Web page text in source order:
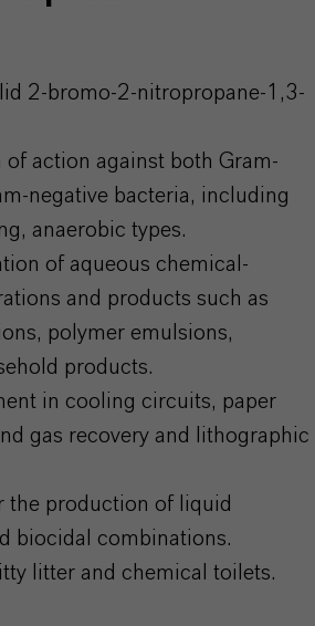
2-bromo-2-nitropropane-1,3-
of action against both Gram-
negative bacteria, including
anaerobic types.
of aqueous chemical-
and products such as
polymer emulsions,
products.
in cooling circuits, paper
gas recovery and lithographic
the production of liquid
biocidal combinations.
litter and chemical toilets.